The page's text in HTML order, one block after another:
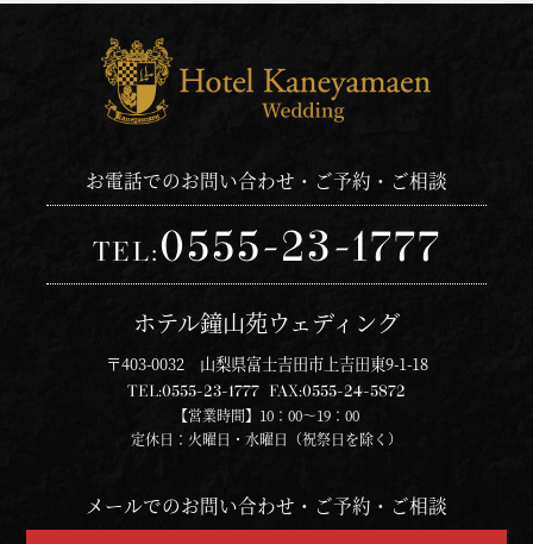
お電話でのお問い合わせ・ご予約・ご相談
TEL:0555-23-1777
ホテル鐘山苑ウェディング
〒403-0032 山梨県富士吉田市上吉田東9-1-18
TEL:0555-23-1777 FAX:0555-24-5872
【営業時間】10：00～19：00
定休日：火曜日・水曜日（祝祭日を除く）
メールでのお問い合わせ・ご予約・ご相談